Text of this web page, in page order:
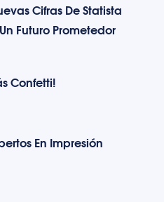
Cifras De Statista
Futuro Prometedor
Confetti!
En Impresión